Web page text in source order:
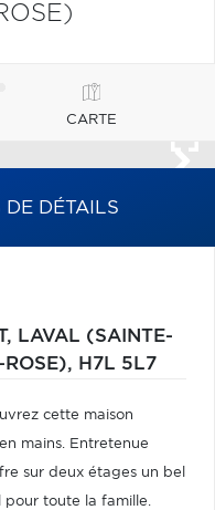
CARTE
DE DÉTAILS
LAVAL (SAINTE-
H7L 5L7
cette maison
mains. Entretenue
sur deux étages un bel
toute la famille.